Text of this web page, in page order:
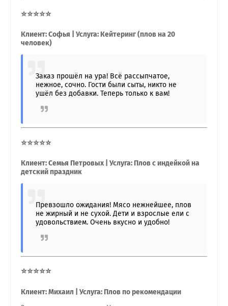
⭐⭐⭐⭐⭐
Клиент: Софья | Услуга: Кейтеринг (плов на 20
человек)
Заказ прошёл на ура! Всё рассыпчатое,
нежное, сочно. Гости были сыты, никто не
ушёл без добавки. Теперь только к вам!
⭐⭐⭐⭐⭐
Клиент: Семья Петровых | Услуга: Плов с индейкой на
детский праздник
Превзошло ожидания! Мясо нежнейшее, плов
не жирный и не сухой. Дети и взрослые ели с
удовольствием. Очень вкусно и удобно!
⭐⭐⭐⭐⭐
Клиент: Михаил | Услуга: Плов по рекомендации